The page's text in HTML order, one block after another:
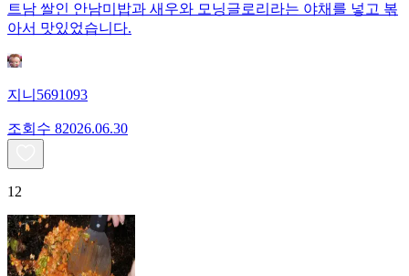
트남 쌀인 안남미밥과 새우와 모닝글로리라는 야채를 넣고 볶
아서 맛있었습니다.
지니5691093
조회수 82026.06.30
12